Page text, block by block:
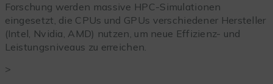
Forschung werden massive HPC-Simulationen
eingesetzt, die CPUs und GPUs verschiedener Hersteller
(Intel, Nvidia, AMD) nutzen, um neue Effizienz- und
Leistungsniveaus zu erreichen.
>